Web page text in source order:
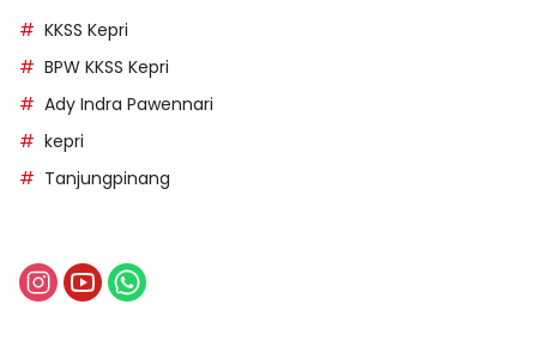
KKSS Kepri
BPW KKSS Kepri
Ady Indra Pawennari
kepri
Tanjungpinang